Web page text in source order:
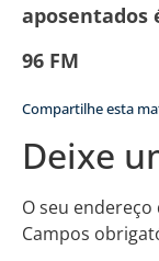
aposentados
96 FM
Compartilhe esta
Deixe
O seu
Campos